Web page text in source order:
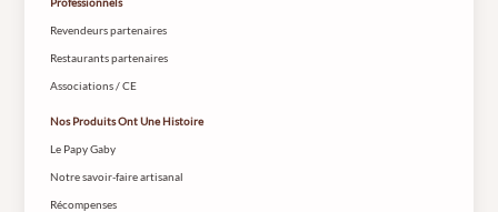
Professionnels
Revendeurs partenaires
Restaurants partenaires
Associations / CE
Nos Produits Ont Une Histoire
Le Papy Gaby
Notre savoir-faire artisanal
Récompenses